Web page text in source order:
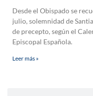
Desde el Obispado se
julio, solemnidad de
de precepto, según el
Episcopal Española.
Leer más »